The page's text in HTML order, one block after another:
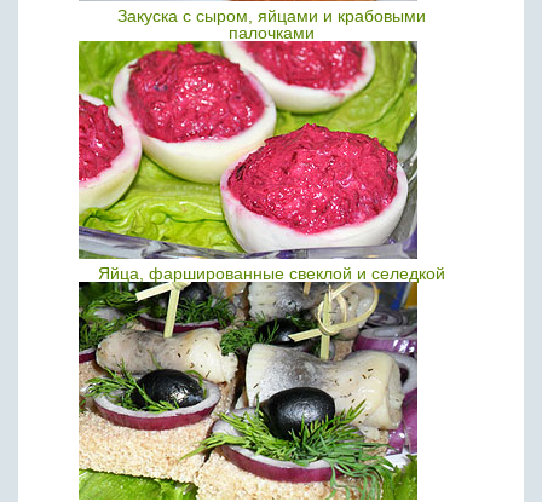
Закуска с сыром, яйцами и крабовыми
палочками
Яйца, фаршированные свеклой и селедкой